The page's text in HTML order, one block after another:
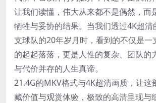
让我们读懂，伟大从来都不是偶然，而
牺牲与妥协的结果。当我们透过4K超
支球队的20年岁月时，看到的不仅是一
的起起落落，更是人性的复杂、团队的
与代价并存的人生真谛。
21.4G的MKV格式与4K超清画质，让这
藏价值与观赏体验，极致的高清呈现与